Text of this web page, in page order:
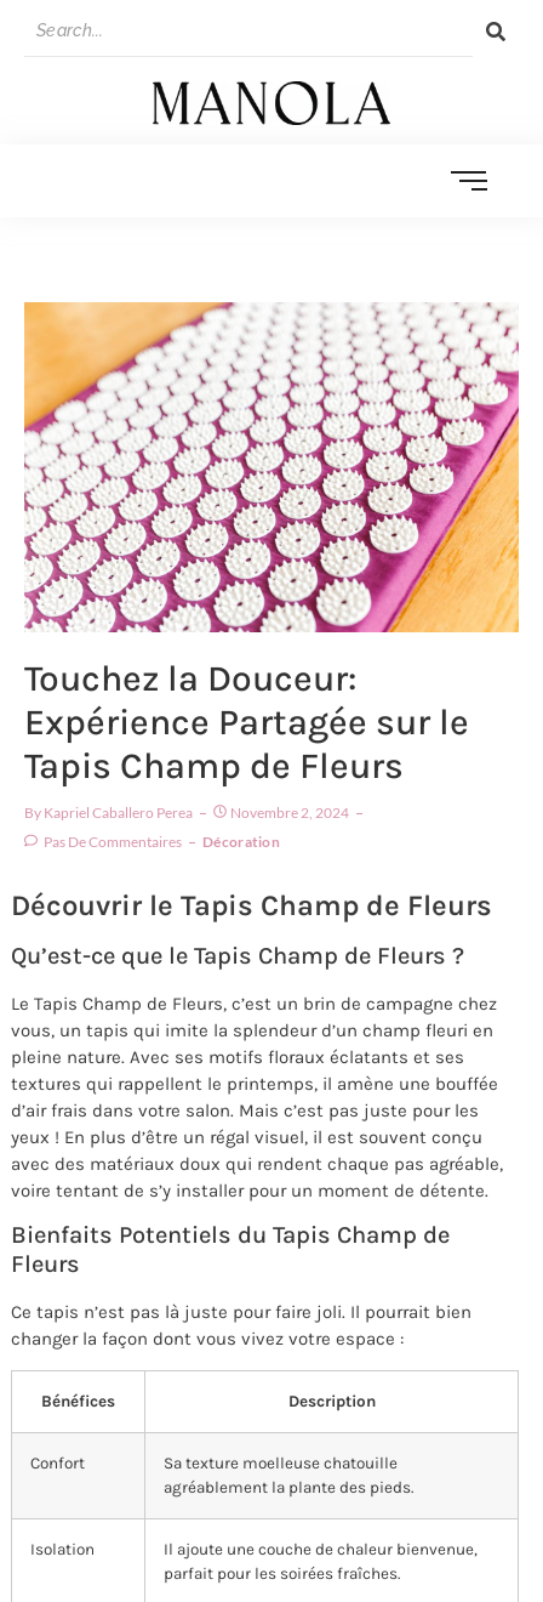
Touchez la Douceur:
Expérience Partagée sur le
Tapis Champ de Fleurs
By Kapriel Caballero Perea
Novembre 2, 2024
Pas De Commentaires
Décoration
Découvrir le Tapis Champ de Fleurs
Qu’est-ce que le Tapis Champ de Fleurs ?
Le Tapis Champ de Fleurs, c’est un brin de campagne chez
vous, un tapis qui imite la splendeur d’un champ fleuri en
pleine nature. Avec ses motifs floraux éclatants et ses
textures qui rappellent le printemps, il amène une bouffée
d’air frais dans votre salon. Mais c’est pas juste pour les
yeux ! En plus d’être un régal visuel, il est souvent conçu
avec des matériaux doux qui rendent chaque pas agréable,
voire tentant de s’y installer pour un moment de détente.
Bienfaits Potentiels du Tapis Champ de
Fleurs
Ce tapis n’est pas là juste pour faire joli. Il pourrait bien
changer la façon dont vous vivez votre espace :
Bénéfices Description
Confort
Sa texture moelleuse chatouille
agréablement la plante des pieds.
Isolation
Il ajoute une couche de chaleur bienvenue,
parfait pour les soirées fraîches.